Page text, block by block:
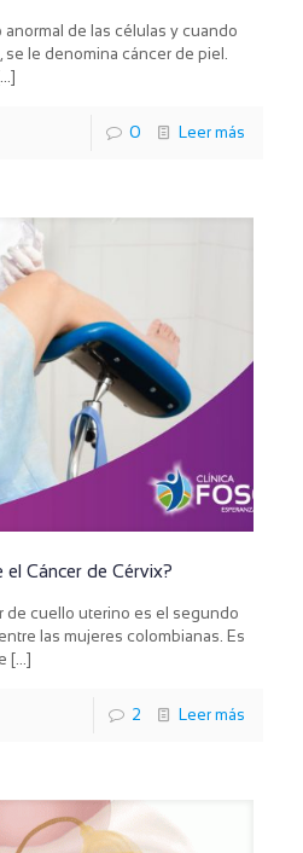
de las células y cuando
se le denomina cáncer de piel.
0 Leer más
Cáncer de Cérvix?
de cuello uterino es el segundo
las mujeres colombianas. Es
[…]
2 Leer más